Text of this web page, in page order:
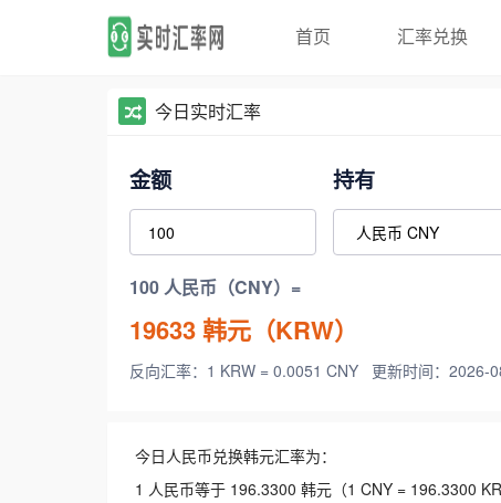
首页 汇率兑换
今日实时汇率
金额 持有
100 人民币（CNY）=
19633韩元（KRW）
反向汇率：1 KRW = 0.0051 CNY 更新时间：2026-
今日人民币兑换韩元汇率为：
1 人民币等于 196.3300 韩元（1 CNY = 196.3300